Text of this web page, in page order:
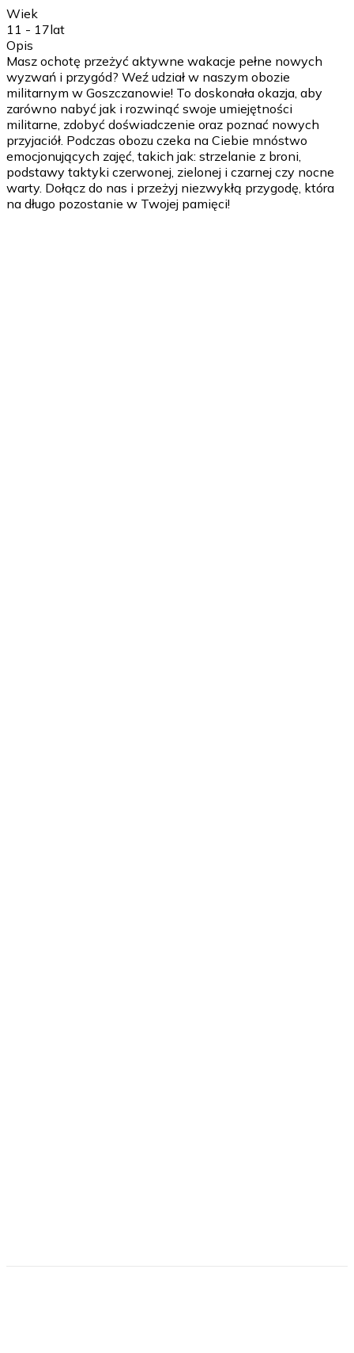
Wiek
11 - 17lat
Opis
Masz ochotę przeżyć aktywne wakacje pełne nowych
wyzwań i przygód? Weź udział w naszym obozie
militarnym w Goszczanowie! To doskonała okazja, aby
zarówno nabyć jak i rozwinąć swoje umiejętności
militarne, zdobyć doświadczenie oraz poznać nowych
przyjaciół. Podczas obozu czeka na Ciebie mnóstwo
emocjonujących zajęć, takich jak: strzelanie z broni,
podstawy taktyki czerwonej, zielonej i czarnej czy nocne
warty. Dołącz do nas i przeżyj niezwykłą przygodę, która
na długo pozostanie w Twojej pamięci!